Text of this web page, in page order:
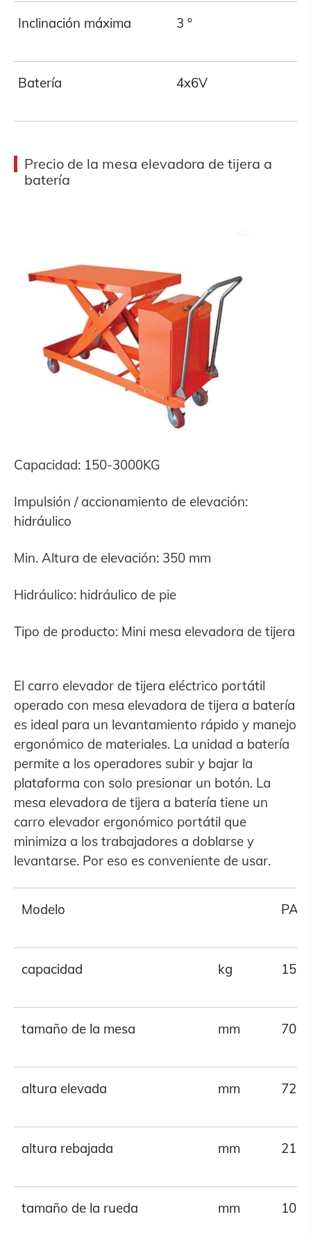
Inclinación máxima 3 °
Batería 4x6V
Precio de la mesa elevadora de tijera a
batería
Capacidad: 150-3000KG
Impulsión / accionamiento de elevación:
hidráulico
Min. Altura de elevación: 350 mm
Hidráulico: hidráulico de pie
Tipo de producto: Mini mesa elevadora de tijera
El carro elevador de tijera eléctrico portátil
operado con mesa elevadora de tijera a batería
es ideal para un levantamiento rápido y manejo
ergonómico de materiales. La unidad a batería
permite a los operadores subir y bajar la
plataforma con solo presionar un botón. La
mesa elevadora de tijera a batería tiene un
carro elevador ergonómico portátil que
minimiza a los trabajadores a doblarse y
levantarse. Por eso es conveniente de usar.
Modelo PA-
capacidad kg 150
tamaño de la mesa mm 700
altura elevada mm 720
altura rebajada mm 210
tamaño de la rueda mm 100